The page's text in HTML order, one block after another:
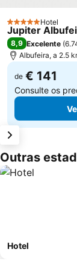
5 EstrelasHotel
Jupiter
8,9 Excelente (
Albufeira, a 2.5
de € 141
Consulte os
Outras
Hotel